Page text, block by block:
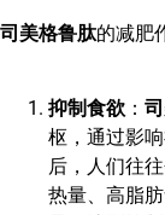
司美格鲁肽的减肥
抑制食欲 ：
枢，通过影
后，人们往
热量、高脂